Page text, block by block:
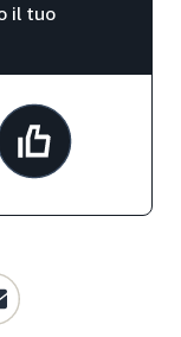
il tuo